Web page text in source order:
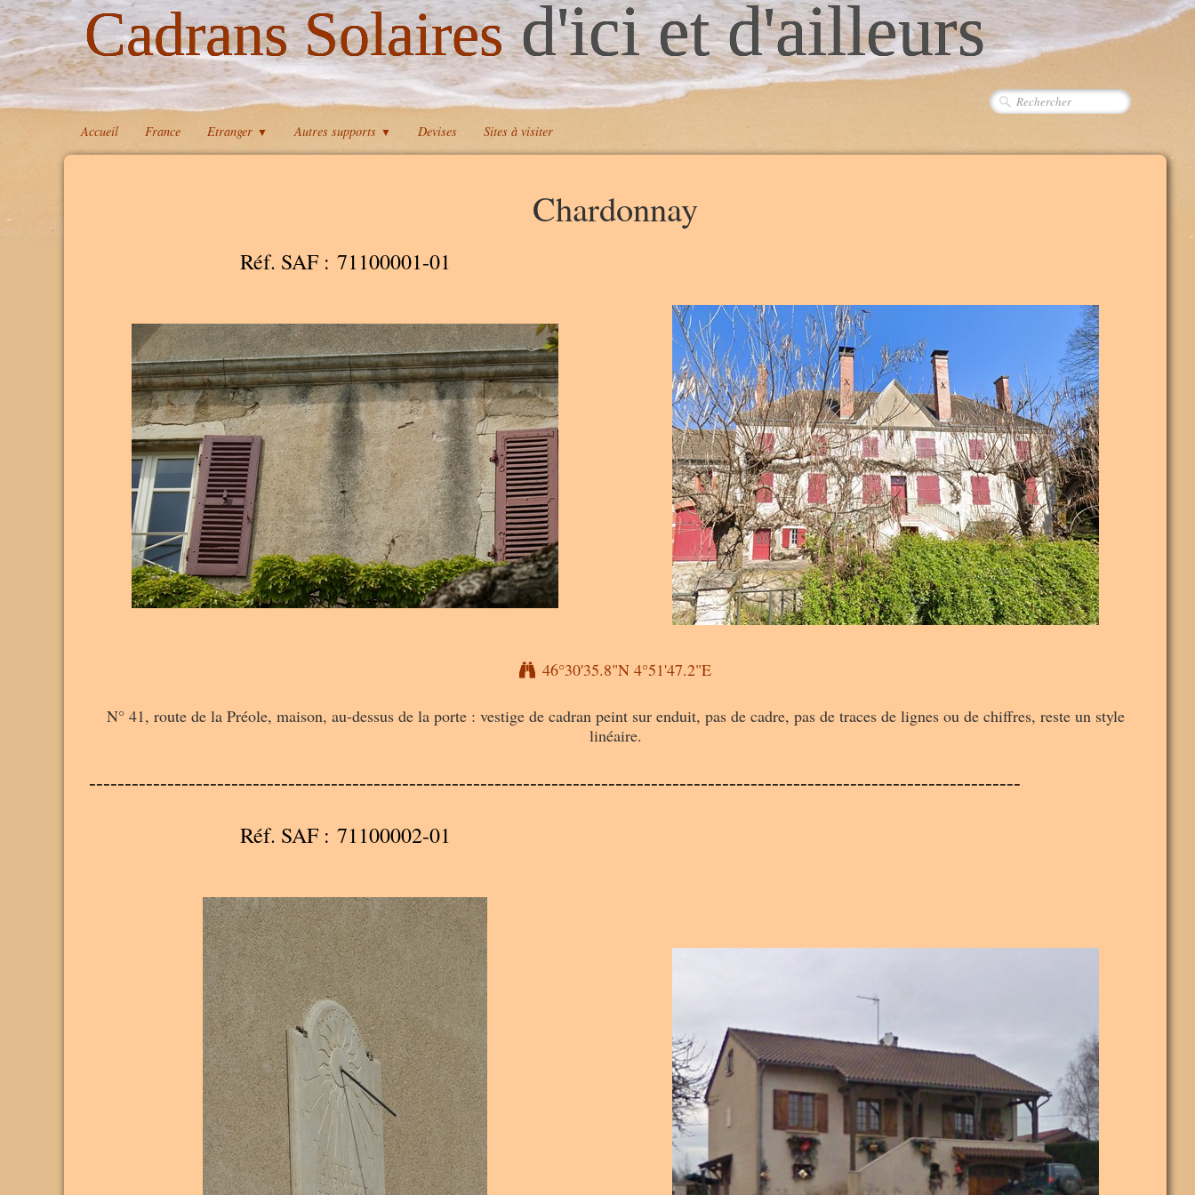
Cadrans Solairesd'ici et d'ailleurs
Accueil France Etranger ▼ Autres supports ▼ Devises Sites à visiter
Chardonnay
Réf. SAF : 71100001-01 A
46°30'35.8"N 4°51'47.2"E
N° 41, route de la Préole, maison, au-dessus de la porte : vestige de cadran peint sur enduit, pas de cadre, pas de traces de lignes ou de chiffres, reste un style
linéaire.
-----------------------------------------------------------------------------------------------------------------------------------
Réf. SAF : 71100002-01
A